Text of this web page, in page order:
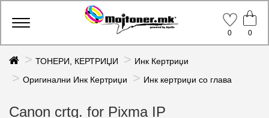
Toggle
0
0
ТОНЕРИ, КЕРТРИЏИ
Инк Кертриџи
Оригинални Инк Кертриџи
Инк кертриџи со глава
Canon crtg. for Pixma IP